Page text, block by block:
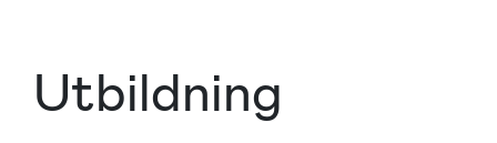
Utbildning